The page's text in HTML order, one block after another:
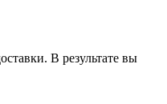
В результате вы